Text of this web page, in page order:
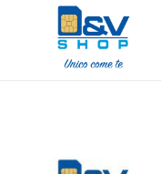
/ Tris / Cinquina SIM
Numeri Facili